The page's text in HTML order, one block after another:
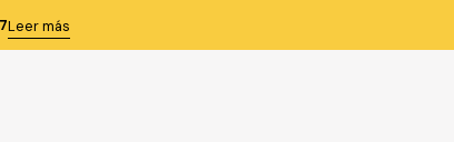
Leer más
38
MEDIUM 38